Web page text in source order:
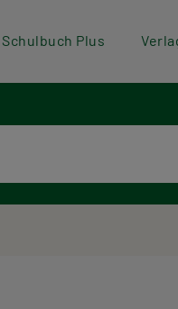
Schulbuch Plus